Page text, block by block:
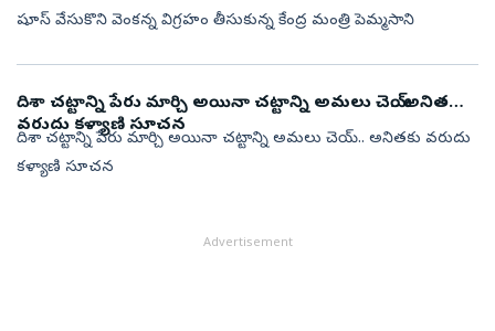
షూస్ వేసుకొని వెంకన్న విగ్రహం తీసుకున్న కేంద్ర మంత్రి పెమ్మసాని
దిశా చట్టాన్ని పేరు మార్చి అయినా చట్టాన్ని అమలు చెయ్.. అనితకు
వరుదు కళ్యాణి సూచన
దిశా చట్టాన్ని పేరు మార్చి అయినా చట్టాన్ని అమలు చెయ్.. అనితకు వరుదు
కళ్యాణి సూచన
Advertisement